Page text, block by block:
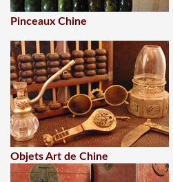
Pinceaux Chine
Objets Art de Chine